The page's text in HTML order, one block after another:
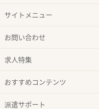
サイトメニュー
お問い合わせ
求人特集
おすすめコンテンツ
派遣サポート